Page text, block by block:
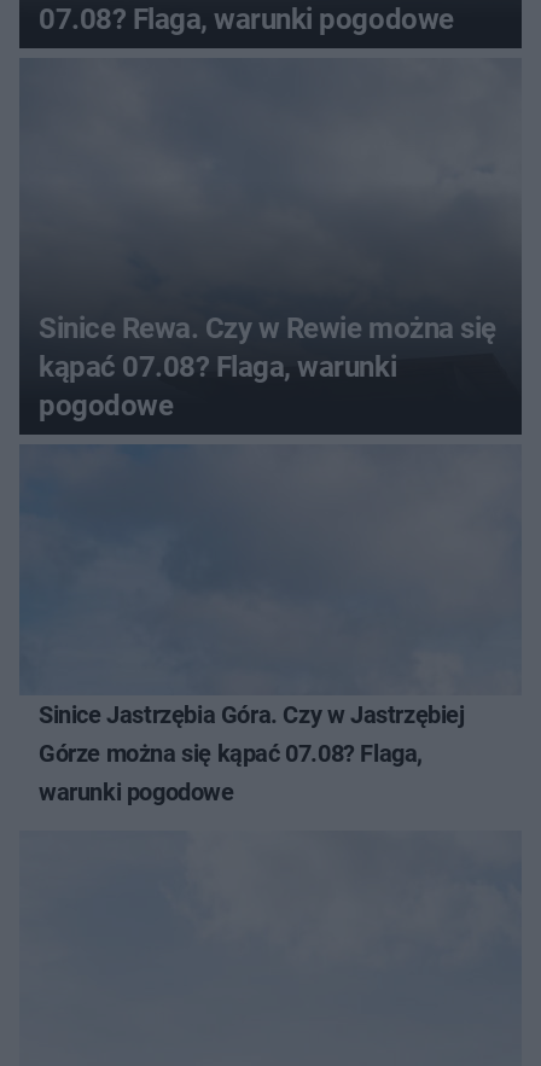
07.08? Flaga, warunki pogodowe
Sinice Rewa. Czy w Rewie można się
kąpać 07.08? Flaga, warunki
pogodowe
Sinice Jastrzębia Góra. Czy w Jastrzębiej
Górze można się kąpać 07.08? Flaga,
warunki pogodowe